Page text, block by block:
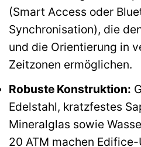
(Smart Access oder
Synchronisation), die
und die Orientierung in
Zeitzonen ermöglichen.
Robuste Konstruktion:
Edelstahl, kratzfestes
Mineralglas sowie
20 ATM machen